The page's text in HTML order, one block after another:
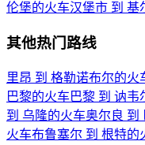
伦堡的火车汉堡市 到 基
其他热门路线
里昂 到 格勒诺布尔的火
巴黎的火车 巴黎 到 讷韦
到 乌隆的火车奥尔良 到
火车布鲁塞尔 到 根特的